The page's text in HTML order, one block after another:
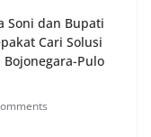
Soni dan Bupati
Cari Solusi
Pulo